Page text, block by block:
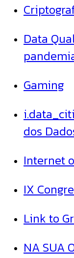
Data
Gaming
dos
Internet
IX
Link to
NA SUA